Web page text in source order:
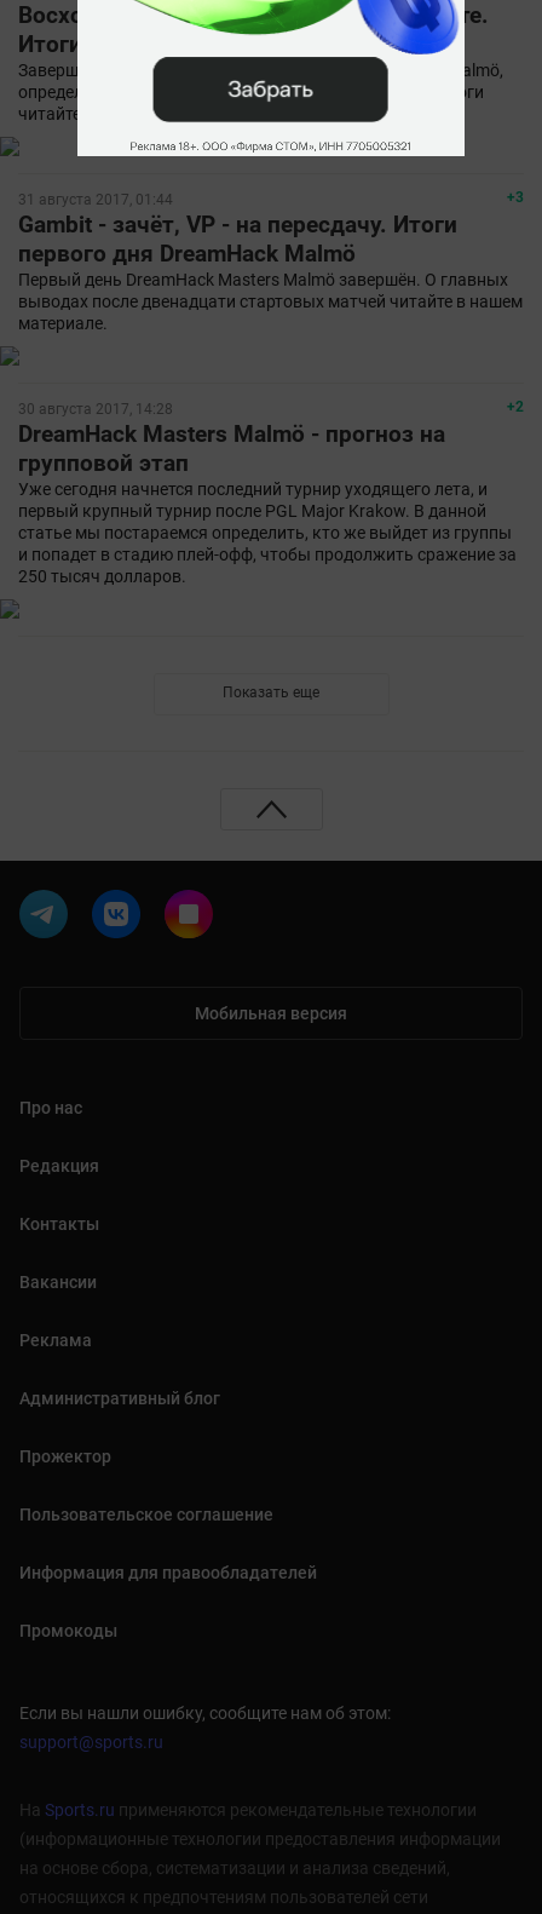
Восхождения наверх и топтания на месте.
Итоги второго дня DreamHack Malmö
Завершился второй игровой день DreamHack Masters Malmö,
определились первые участники плей-офф. Краткие итоги
читайте в нашем материале.
+3
31 августа 2017, 01:44
Gambit - зачёт, VP - на пересдачу. Итоги
первого дня DreamHack Malmö
Первый день DreamHack Masters Malmö завершён. О главных
выводах после двенадцати стартовых матчей читайте в нашем
материале.
+2
30 августа 2017, 14:28
DreamHack Masters Malmö - прогноз на
групповой этап
Уже сегодня начнется последний турнир уходящего лета, и
первый крупный турнир после PGL Major Krakow. В данной
статье мы постараемся определить, кто же выйдет из группы
и попадет в стадию плей-офф, чтобы продолжить сражение за
250 тысяч долларов.
Показать еще
Мобильная версия
Про нас
Редакция
Контакты
Вакансии
Реклама
Административный блог
Прожектор
Пользовательское соглашение
Информация для правообладателей
Промокоды
Если вы нашли ошибку, сообщите нам об этом:
support@sports.ru
На Sports.ru применяются рекомендательные технологии
(информационные технологии предоставления информации
на основе сбора, систематизации и анализа сведений,
относящихся к предпочтениям пользователей сети